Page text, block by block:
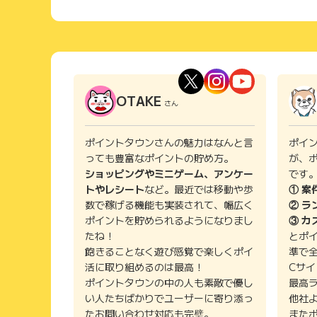
OTAKE さん
ポイントタウンさんの魅力はなんと言
っても豊富なポイントの貯め方。
ショッピングやミニゲーム、アンケー
トやレシートなど。最近では移動や歩
数で稼げる機能も実装されて、幅広く
ポイントを貯められるようになりまし
たね！
飽きることなく遊び感覚で楽しくポイ
活に取り組めるのは最高！
ポイントタウンの中の人も素敵で優し
い人たちばかりでユーザーに寄り添っ
たお問い合わせ対応も完璧。
ポイ
が、
です
① 案
② ラ
③ カ
とポ
準で
Cサ
最高
他社
また